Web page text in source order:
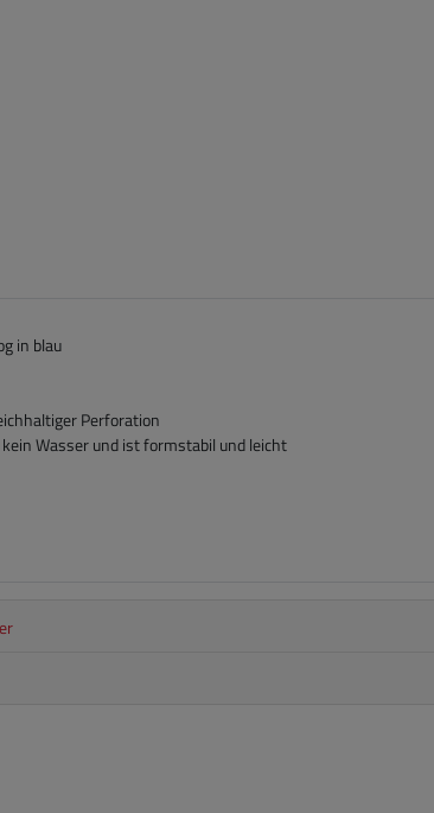
in blau
Perforation
Wasser und ist formstabil und leicht